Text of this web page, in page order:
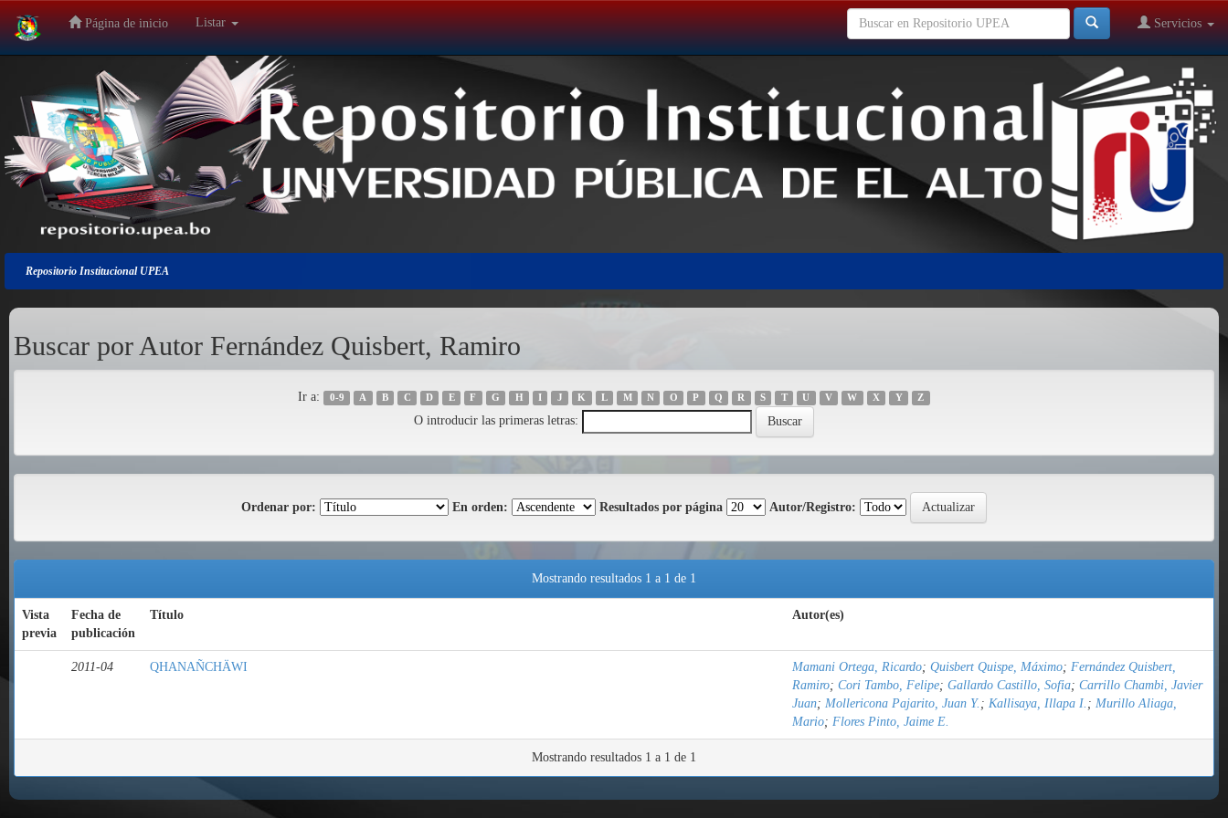
Salir
navegación
Página de inicio Listar Servicios
Repositorio Institucional UPEA
Buscar por Autor Fernández Quisbert, Ramiro
Ir a: 0-9 A B C D E F G H I J K L M N O P Q R S T U V W X Y Z
O introducir las primeras letras:
Ordenar por: En orden: Resultados por página Autor/Registro:
Mostrando resultados 1 a 1 de 1
Vista
previa
Fecha de
publicación
Título Autor(es)
2011-04 QHANAÑCHÄWI Mamani Ortega, Ricardo; Quisbert Quispe, Máximo; Fernández Quisbert,
Ramiro; Cori Tambo, Felipe; Gallardo Castillo, Sofia; Carrillo Chambi, Javier
Juan; Mollericona Pajarito, Juan Y. ; Kallisaya, Illapa I. ; Murillo Aliaga,
Mario; Flores Pinto, Jaime E.
Mostrando resultados 1 a 1 de 1